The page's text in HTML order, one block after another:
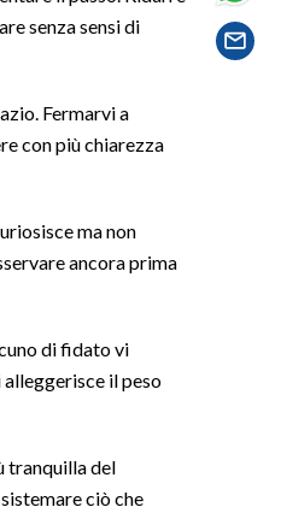
senza sensi di
Fermarvi a
con più chiarezza
ma non
ancora prima
di fidato vi
il peso
tranquilla del
ciò che